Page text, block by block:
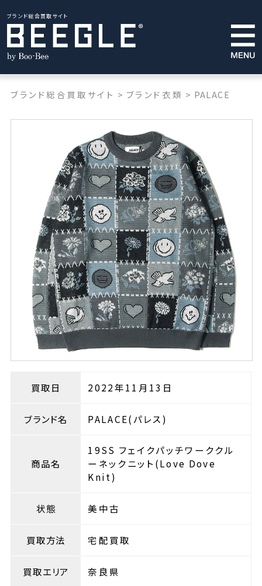
ブランド総合買取サイト
ブランド総合買取サイト > ブランド衣類 > PALACE
買取日 2022年11月13日
ブランド名 PALACE(パレス)
商品名
19SS フェイクパッチワーククル
ーネックニット(Love Dove
Knit)
状態 美中古
買取方法 宅配買取
買取エリア 奈良県